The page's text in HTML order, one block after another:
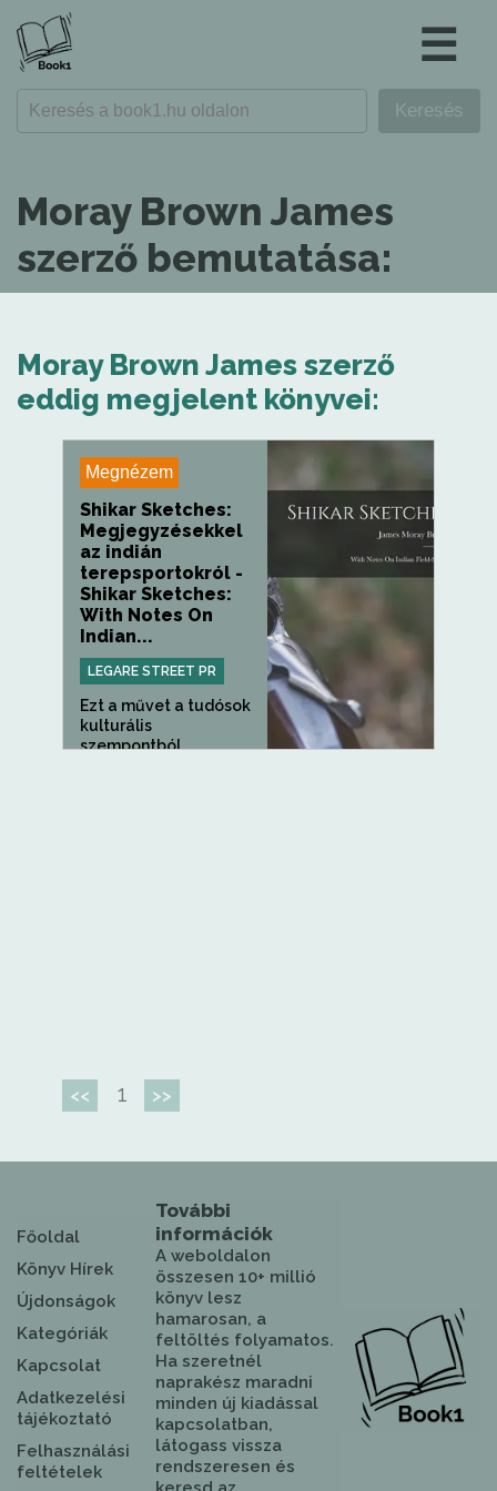
☰
Moray Brown James
szerző bemutatása:
Moray Brown James szerző
eddig megjelent könyvei:
Megnézem
Shikar Sketches:
Megjegyzésekkel
az indián
terepsportokról -
Shikar Sketches:
With Notes On
Indian...
LEGARE STREET PR
Ezt a művet a tudósok
kulturális
szempontból...
<< 1 >>
Főoldal
Könyv Hírek
Újdonságok
Kategóriák
Kapcsolat
Adatkezelési
tájékoztató
Felhasználási
feltételek
További
információk
A weboldalon
összesen 10+ millió
könyv lesz
hamarosan, a
feltöltés folyamatos.
Ha szeretnél
naprakész maradni
minden új kiadással
kapcsolatban,
látogass vissza
rendszeresen és